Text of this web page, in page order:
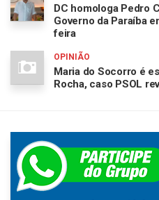
DC homologa Pedro
Governo da Paraíba
feira
OPINIÃO
Maria do Socorro é
Rocha, caso PSOL